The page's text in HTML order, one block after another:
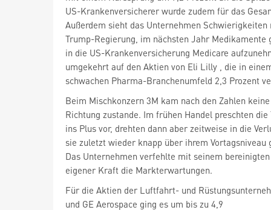
US-Krankenversicherer wurde zudem für das
Außerdem sieht das Unternehmen
Trump-Regierung, im nächsten Jahr Medikamente
in die US-Krankenversicherung Medicare
umgekehrt auf den Aktien von Eli Lilly , die in
schwachen Pharma-Branchenumfeld 2,3 Prozent
Beim Mischkonzern 3M kam nach den Zahlen
Richtung zustande. Im frühen Handel preschten
ins Plus vor, drehten dann aber zeitweise in die
sie zuletzt wieder knapp über ihrem Vortagsniveau
Das Unternehmen verfehlte mit seinem
eigener Kraft die Markterwartungen.
und GE Aerospace ging es um bis zu 4,9